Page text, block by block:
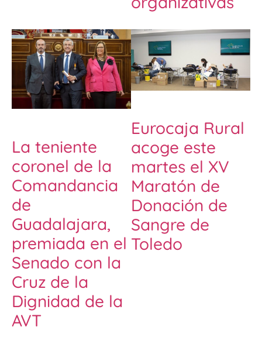
La teniente
coronel de la
Comandancia
de
Guadalajara,
premiada en el
Senado con la
Cruz de la
Dignidad de la
AVT
Eurocaja Rural
acoge este
martes el XV
Maratón de
Donación de
Sangre de
Toledo